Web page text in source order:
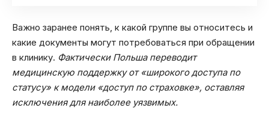
Важно заранее понять, к какой группе вы относитесь и
какие документы могут потребоваться при обращении
в клинику. Фактически Польша переводит
медицинскую поддержку от «широкого доступа по
статусу» к модели «доступ по страховке», оставляя
исключения для наиболее уязвимых.